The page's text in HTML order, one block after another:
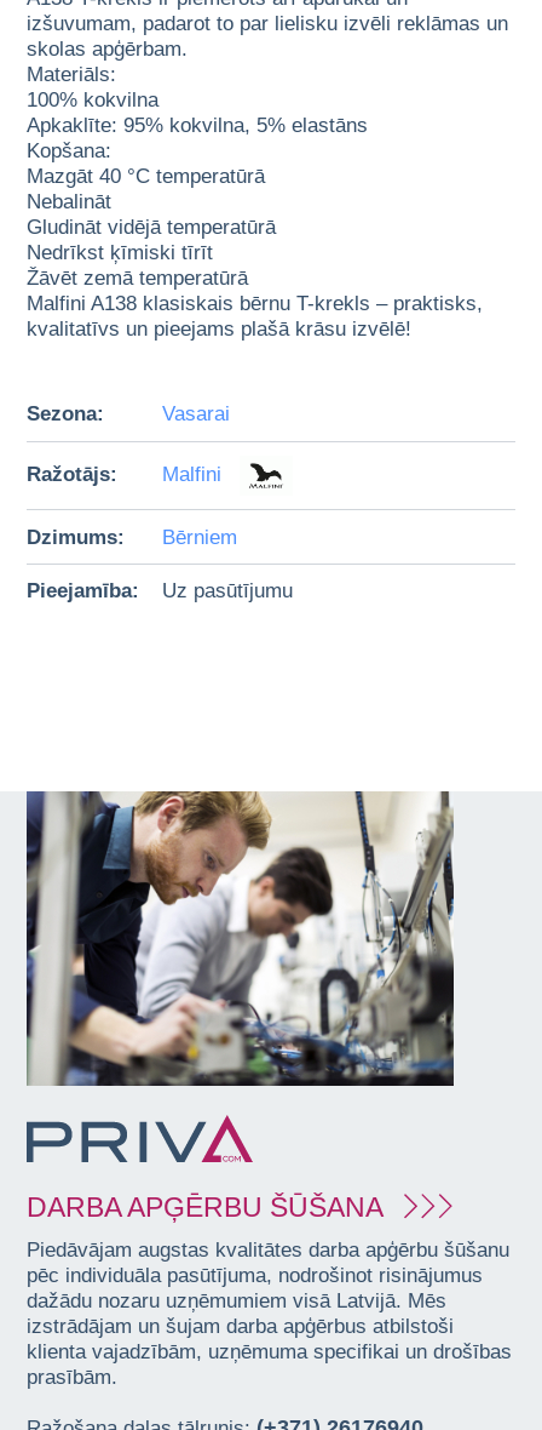
izšuvumam, padarot to par lielisku izvēli reklāmas un
skolas apģērbam.
Materiāls:
100% kokvilna
Apkaklīte: 95% kokvilna, 5% elastāns
Kopšana:
Mazgāt 40 °C temperatūrā
Nebalināt
Gludināt vidējā temperatūrā
Nedrīkst ķīmiski tīrīt
Žāvēt zemā temperatūrā
Malfini A138 klasiskais bērnu T-krekls – praktisks,
kvalitatīvs un pieejams plašā krāsu izvēlē!
Sezona: Vasarai
Ražotājs: Malfini
Dzimums: Bērniem
Pieejamība: Uz pasūtījumu
DARBA APĢĒRBU ŠŪŠANA
Piedāvājam augstas kvalitātes darba apģērbu šūšanu
pēc individuāla pasūtījuma, nodrošinot risinājumus
dažādu nozaru uzņēmumiem visā Latvijā. Mēs
izstrādājam un šujam darba apģērbus atbilstoši
klienta vajadzībām, uzņēmuma specifikai un drošības
prasībām.